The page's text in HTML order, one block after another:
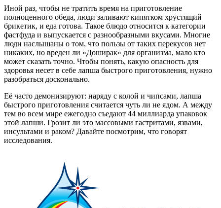
Иной раз, чтобы не тратить время на приготовление
полноценного обеда, люди заливают кипятком хрустящий
брикетик, и еда готова. Такое блюдо относится к категории
фастфуда и выпускается с разнообразными вкусами. Многие
люди наслышаны о том, что пользы от таких перекусов нет
никаких, но вреден ли «Доширак» для организма, мало кто
может сказать точно. Чтобы понять, какую опасность для
здоровья несет в себе лапша быстрого приготовления, нужно
разобраться досконально.
Её часто демонизируют: наряду с колой и чипсами, лапша
быстрого приготовления считается чуть ли не ядом. А между
тем во всем мире ежегодно съедают 44 миллиарда упаковок
этой лапши. Грозит ли это массовыми гастритами, язвами,
инсультами и раком? Давайте посмотрим, что говорят
исследования.